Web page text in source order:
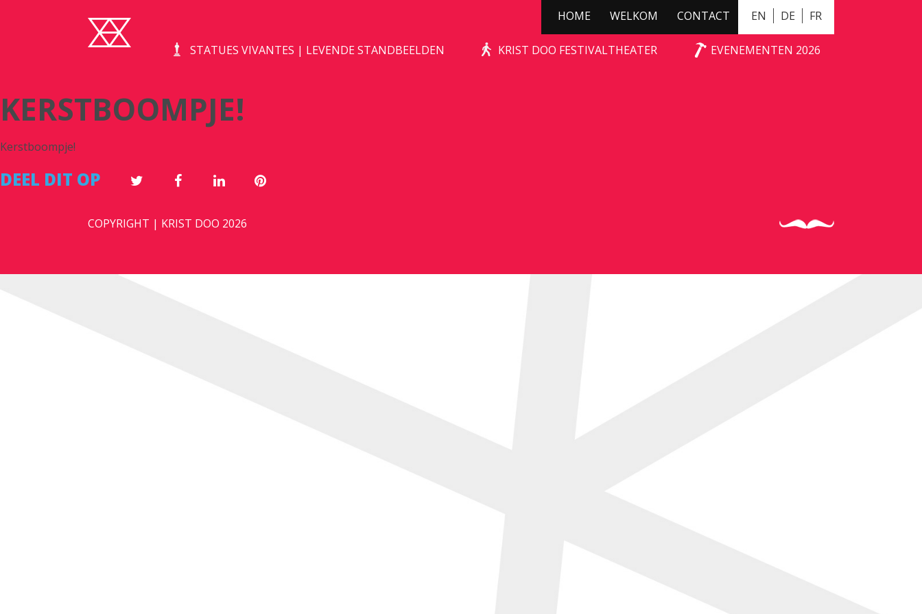
EN DE FR
HOME WELKOM CONTACT
STATUES VIVANTES | LEVENDE STANDBEELDEN KRIST DOO FESTIVALTHEATER EVENEMENTEN 2026
KERSTBOOMPJE!
KERSTBOOMPJE!
Kerstboompje!
DEEL DIT OP
COPYRIGHT | KRIST DOO 2026